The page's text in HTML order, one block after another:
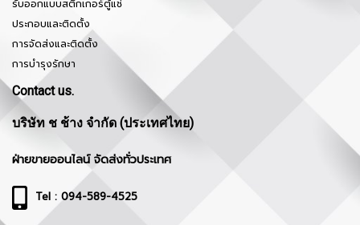
รับออกแบบสติ๊กเกอร์ตู้แช่
ประกอบและติดตั้ง
การจัดส่งและติดตั้ง
การบำรุงรักษา
Contact us.
บริษัท ช ช้าง จำกัด (ประเทศไทย)
ฝ่ายขายออนไลน์ จัดส่งทั่วประเทศ
Tel : 094-589-4525